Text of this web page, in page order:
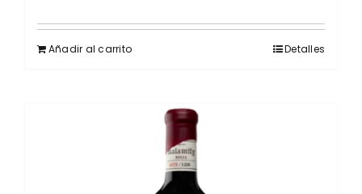
Añadir al carrito Detalles